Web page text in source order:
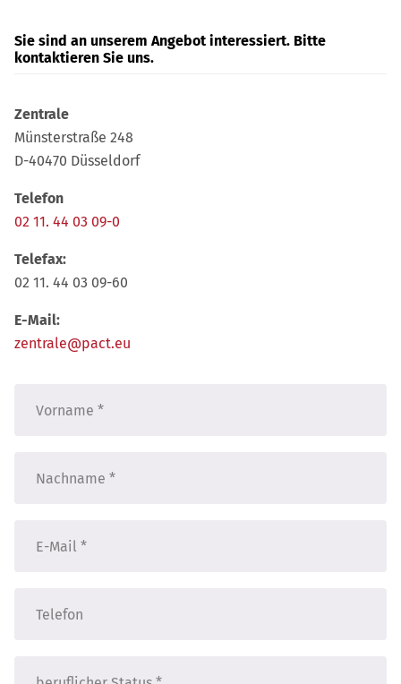
Sie sind an unserem Angebot interessiert. Bitte
kontaktieren Sie uns.
Zentrale
Münsterstraße 248
D-40470 Düsseldorf
Telefon
02 11. 44 03 09-0
Telefax:
02 11. 44 03 09-60
E-Mail:
zentrale@pact.eu